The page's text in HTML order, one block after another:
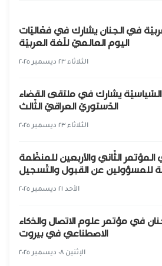
في الجنان يشارك في فعّاليّات
اليوم العالميّ للّغة العربيّة
الثلاثاء ٢٣ ديسمبر ٢٠٢٥
يشارك في ملتقى القضاء
الدّستوريّ العراقيّ الثّالث
الثلاثاء ٢٣ ديسمبر ٢٠٢٥
الثّاني والأربعين للمنظّمة
للمسؤولين عن القبول والتّسجيل
الأحد ٢١ ديسمبر ٢٠٢٥
في مؤتمر علوم الاتصال والذكاء
الاصطناعي في بيروت
الإثنين ٠٨ ديسمبر ٢٠٢٥